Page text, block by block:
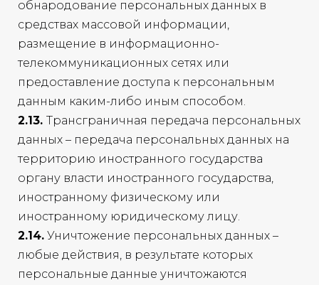
обнародование персональных данных в
средствах массовой информации,
размещение в информационно-
телекоммуникационных сетях или
предоставление доступа к персональным
данным каким-либо иным способом.
2.13. Трансграничная передача персональных
данных – передача персональных данных на
территорию иностранного государства
органу власти иностранного государства,
иностранному физическому или
иностранному юридическому лицу.
2.14. Уничтожение персональных данных –
любые действия, в результате которых
персональные данные уничтожаются